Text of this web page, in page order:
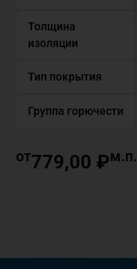
Толщина
изоляции
Тип покрытия
Группа горючести
от779,00 ₽м.п.